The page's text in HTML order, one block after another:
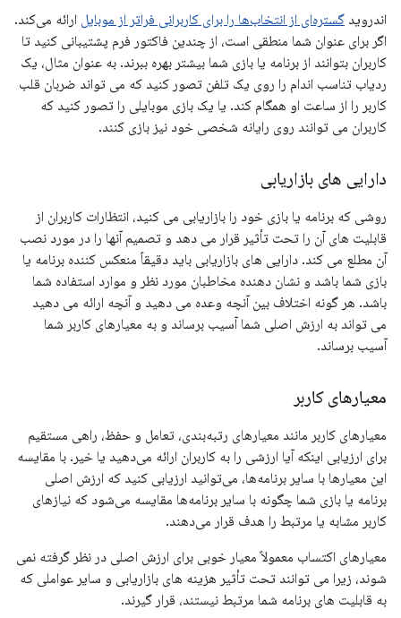
اندروید گستره‌ای از انتخاب‌ها را برای کاربرانی فراتر از موبایل ارائه می‌کند.
اگر برای عنوان شما منطقی است، از چندین فاکتور فرم پشتیبانی کنید تا
کاربران بتوانند از برنامه یا بازی شما بیشتر بهره ببرند. به عنوان مثال، یک
ردیاب تناسب اندام را روی یک تلفن تصور کنید که می تواند ضربان قلب
کاربر را از ساعت او همگام کند. یا یک بازی موبایلی را تصور کنید که
کاربران می توانند روی رایانه شخصی خود نیز بازی کنند.
دارایی های بازاریابی
روشی که برنامه یا بازی خود را بازاریابی می کنید، انتظارات کاربران از
قابلیت های آن را تحت تأثیر قرار می دهد و تصمیم آنها را در مورد نصب
آن مطلع می کند. دارایی های بازاریابی باید دقیقاً منعکس کننده برنامه یا
بازی شما باشد و نشان دهنده مخاطبان مورد نظر و موارد استفاده شما
باشد. هر گونه اختلاف بین آنچه وعده می دهید و آنچه ارائه می دهید
می تواند به ارزش اصلی شما آسیب برساند و به معیارهای کاربر شما
آسیب برساند.
معیارهای کاربر
معیارهای کاربر مانند معیارهای رتبه‌بندی، تعامل و حفظ، راهی مستقیم
برای ارزیابی اینکه آیا ارزشی را به کاربران ارائه می‌دهید یا خیر. با مقایسه
این معیارها با سایر برنامه‌ها، می‌توانید ارزیابی کنید که ارزش اصلی
برنامه یا بازی شما چگونه با سایر برنامه‌ها مقایسه می‌شود که نیازهای
کاربر مشابه یا مرتبط را هدف قرار می‌دهند.
معیارهای اکتساب معمولاً معیار خوبی برای ارزش اصلی در نظر گرفته نمی
شوند، زیرا می توانند تحت تأثیر هزینه های بازاریابی و سایر عواملی که
به قابلیت های برنامه شما مرتبط نیستند، قرار گیرند.